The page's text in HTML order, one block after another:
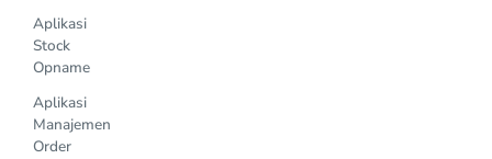
Aplikasi
Stock
Opname
Aplikasi
Manajemen
Order